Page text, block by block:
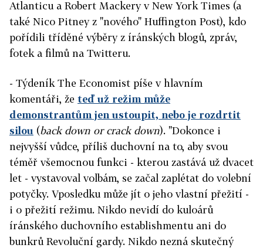
Atlanticu a Robert Mackery v New York Times (a
také Nico Pitney z "nového" Huffington Post), kdo
pořídili tříděné výběry z íránských blogů, zpráv,
fotek a filmů na Twitteru.
- Týdeník The Economist píše v hlavním
komentáři, že teď už režim může
demonstrantům jen ustoupit, nebo je rozdrtit
silou (back down or crack down). "Dokonce i
nejvyšší vůdce, příliš duchovní na to, aby svou
téměř všemocnou funkci - kterou zastává už dvacet
let - vystavoval volbám, se začal zaplétat do volební
potyčky. Vposledku může jít o jeho vlastní přežití -
i o přežití režimu. Nikdo nevidí do kuloárů
íránského duchovního establishmentu ani do
bunkrů Revoluční gardy. Nikdo nezná skutečný